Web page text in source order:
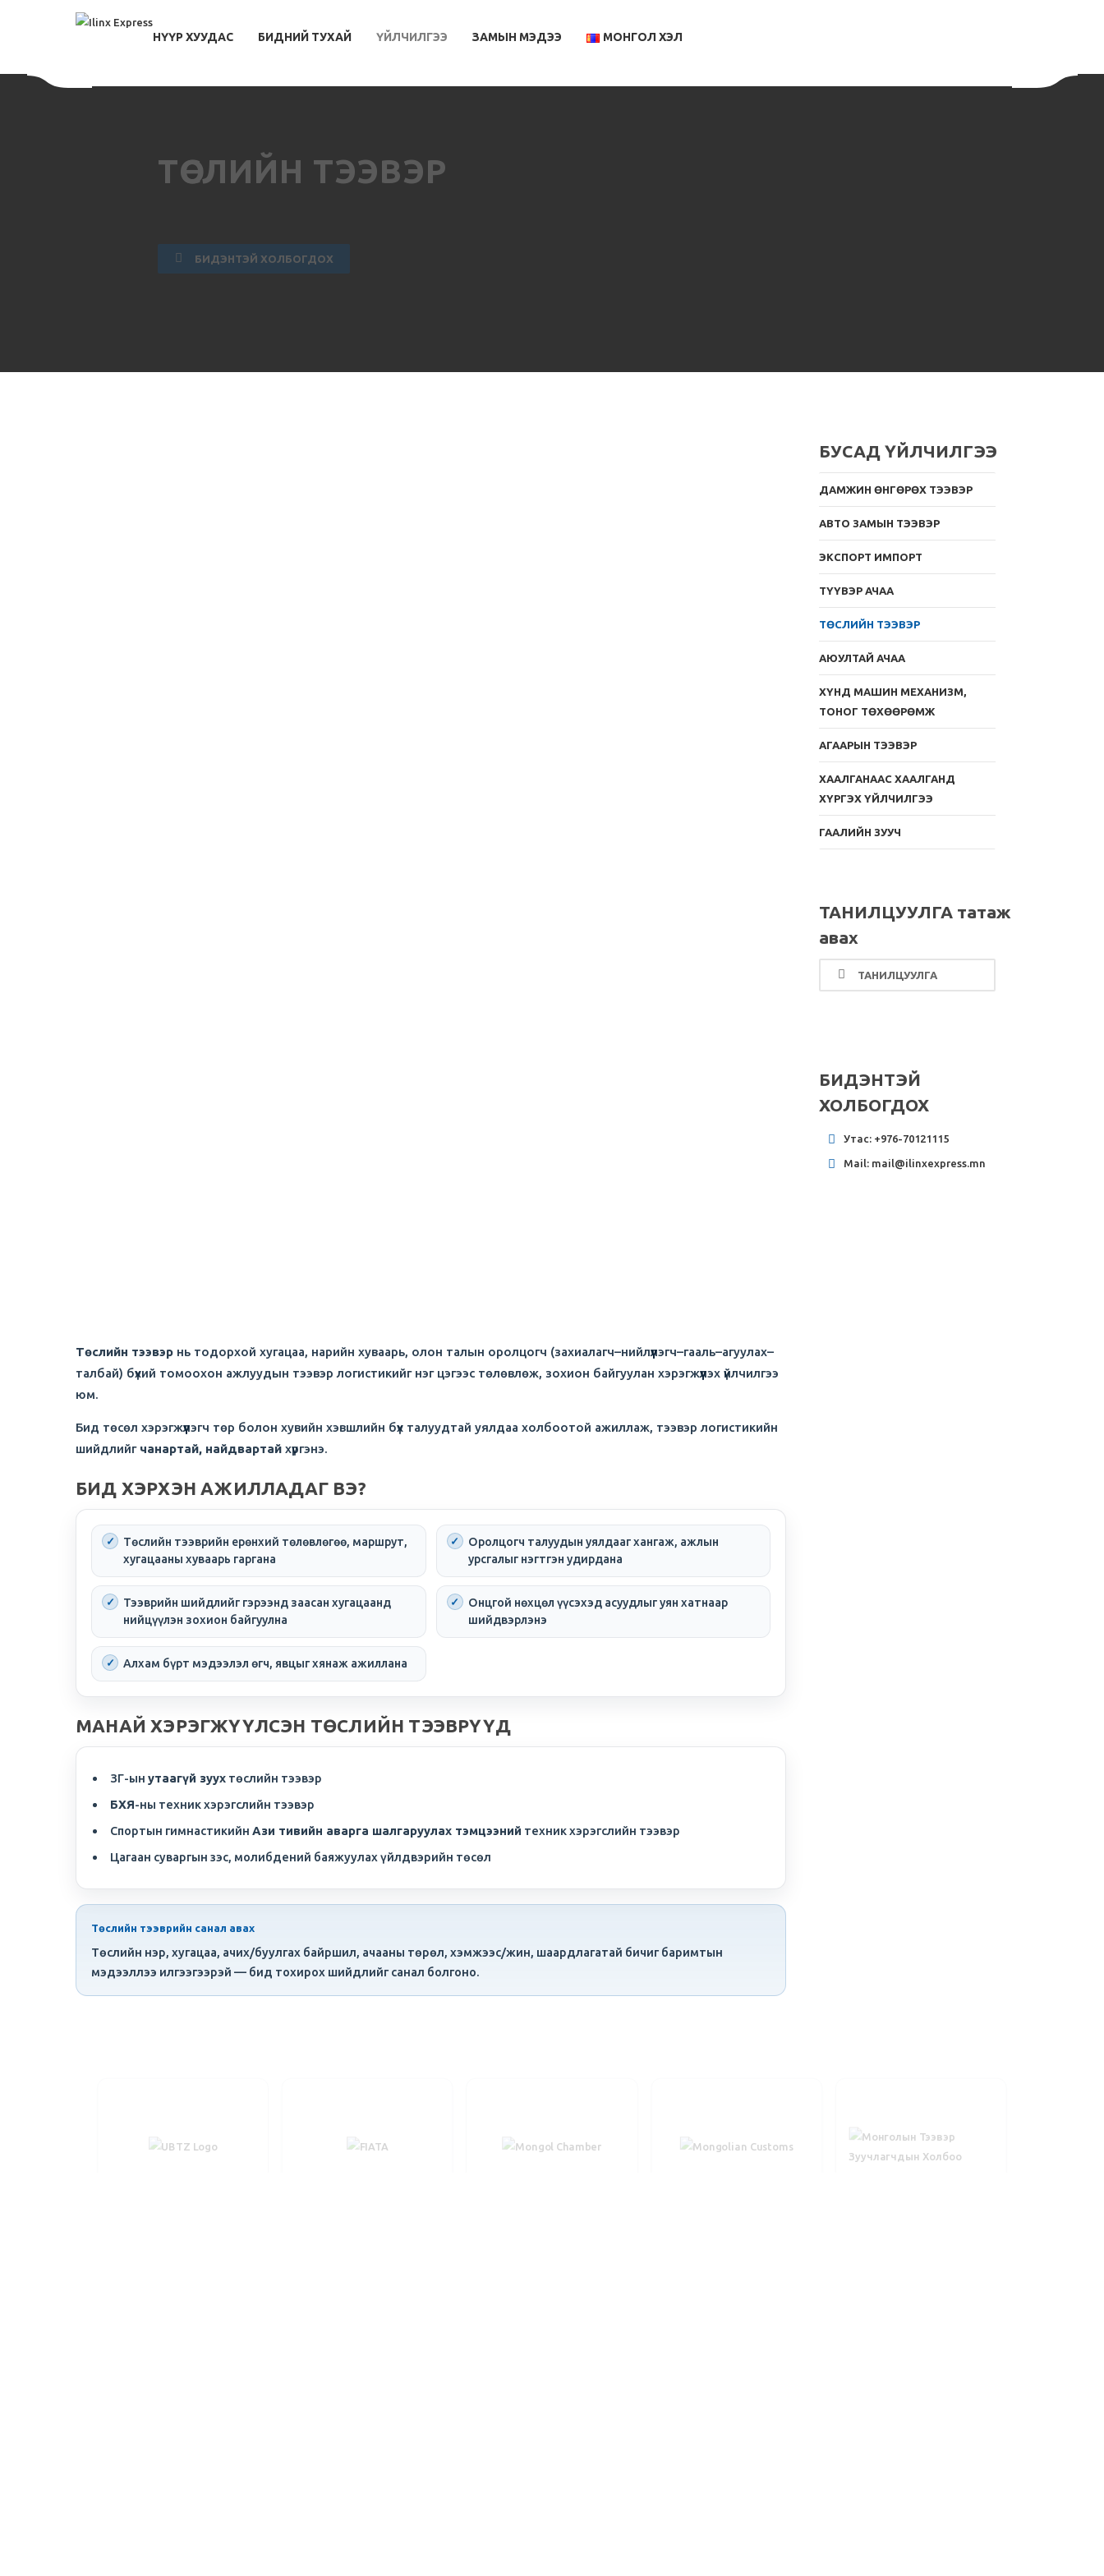
НҮҮР ХУУДАС БИДНИЙ ТУХАЙ ҮЙЛЧИЛГЭЭ ЗАМЫН МЭДЭЭ МОНГОЛ ХЭЛ
ТӨСЛИЙН ТЭЭВЭР
БИДЭНТЭЙ ХОЛБОГДОХ
Төслийн тээвэр нь тодорхой хугацаа, нарийн хуваарь, олон талын оролцогч (захиалагч–нийлүүлэгч–гааль–агуулах–
талбай) бүхий томоохон ажлуудын тээвэр логистикийг нэг цэгээс төлөвлөж, зохион байгуулан хэрэгжүүлэх үйлчилгээ
юм.
Бид төсөл хэрэгжүүлэгч төр болон хувийн хэвшлийн бүх талуудтай уялдаа холбоотой ажиллаж, тээвэр логистикийн
шийдлийг чанартай, найдвартай хүргэнэ.
БИД ХЭРХЭН АЖИЛЛАДАГ ВЭ?
Төслийн тээврийн ерөнхий төлөвлөгөө, маршрут,
хугацааны хуваарь гаргана
Оролцогч талуудын уялдааг хангаж, ажлын
урсгалыг нэгтгэн удирдана
Тээврийн шийдлийг гэрээнд заасан хугацаанд
нийцүүлэн зохион байгуулна
Онцгой нөхцөл үүсэхэд асуудлыг уян хатнаар
шийдвэрлэнэ
Алхам бүрт мэдээлэл өгч, явцыг хянаж ажиллана
МАНАЙ ХЭРЭГЖҮҮЛСЭН ТӨСЛИЙН ТЭЭВРҮҮД
ЗГ-ын утаагүй зуух төслийн тээвэр
БХЯ-ны техник хэрэгслийн тээвэр
Спортын гимнастикийн Ази тивийн аварга шалгаруулах тэмцээний техник хэрэгслийн тээвэр
Цагаан суваргын зэс, молибдений баяжуулах үйлдвэрийн төсөл
Төслийн тээврийн санал авах
Төслийн нэр, хугацаа, ачих/буулгах байршил, ачааны төрөл, хэмжээс/жин, шаардлагатай бичиг баримтын
мэдээллээ илгээгээрэй — бид тохирох шийдлийг санал болгоно.
БУСАД ҮЙЛЧИЛГЭЭ
ДАМЖИН ӨНГӨРӨХ ТЭЭВЭР
АВТО ЗАМЫН ТЭЭВЭР
ЭКСПОРТ ИМПОРТ
ТҮҮВЭР АЧАА
ТӨСЛИЙН ТЭЭВЭР
АЮУЛТАЙ АЧАА
ХҮНД МАШИН МЕХАНИЗМ,
ТОНОГ ТӨХӨӨРӨМЖ
АГААРЫН ТЭЭВЭР
ХААЛГАНААС ХААЛГАНД
ХҮРГЭХ ҮЙЛЧИЛГЭЭ
ГААЛИЙН ЗУУЧ
ТАНИЛЦУУЛГА татаж
авах
ТАНИЛЦУУЛГА
БИДЭНТЭЙ
ХОЛБОГДОХ
Утас: +976-70121115
Mail: mail@ilinxexpress.mn